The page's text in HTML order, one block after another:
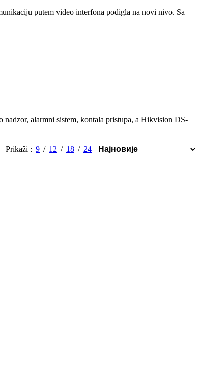
putem video interfona podigla na novi nivo. Sa
alarmni sistem, kontala pristupa, a Hikvision DS-
Prikaži 9 12 18 24